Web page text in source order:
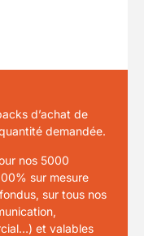
d’achat de
demandée.
nos 5000
sur mesure
sur tous nos
et valables